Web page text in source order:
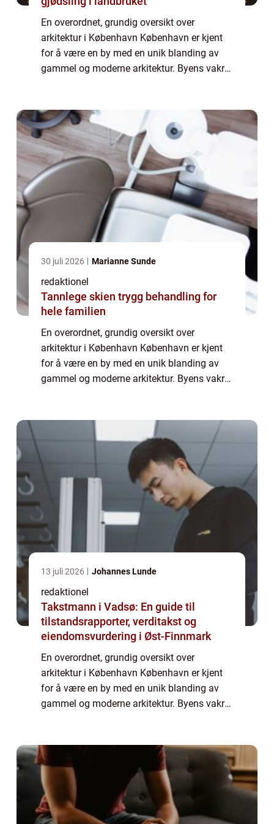
En overordnet, grundig oversikt over
arkitektur i København København er kjent
for å være en by med en unik blanding av
gammel og moderne arkitektur. Byens vakre
30 juli 2026 Marianne Sunde
redaktionel
Tannlege skien trygg behandling for
hele familien
En overordnet, grundig oversikt over
arkitektur i København København er kjent
for å være en by med en unik blanding av
gammel og moderne arkitektur. Byens vakre
13 juli 2026 Johannes Lunde
redaktionel
Takstmann i Vadsø: En guide til
tilstandsrapporter, verditakst og
eiendomsvurdering i Øst-Finnmark
En overordnet, grundig oversikt over
arkitektur i København København er kjent
for å være en by med en unik blanding av
gammel og moderne arkitektur. Byens vakre